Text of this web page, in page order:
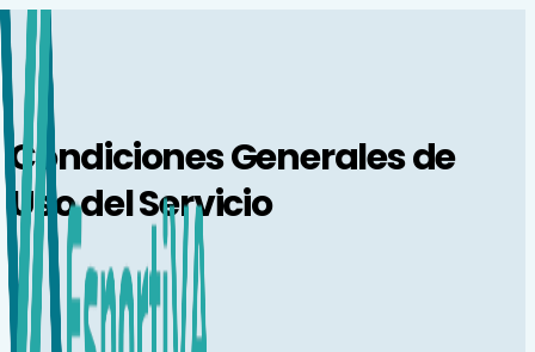
Saltar
al
contenido
Condiciones Generales de
Uso del Servicio